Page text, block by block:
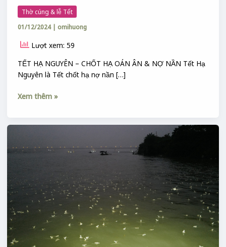
Thờ cúng & lễ Tết
01/12/2024 | omihuong
Lượt xem: 59
TẾT HẠ NGUYÊN – CHỐT HẠ OÁN ÂN & NỢ NẦN Tết Hạ
Nguyên là Tết chốt hạ nợ nần […]
Xem thêm »
CÔ